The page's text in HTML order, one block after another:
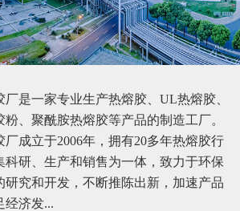
是一家专业生产热熔胶、UL热熔胶、
、聚酰胺热熔胶等产品的制造工厂。
成立于2006年，拥有20多年热熔胶行
科研、生产和销售为一体，致力于环保
研究和开发，不断推陈出新，加速产品
经济发...